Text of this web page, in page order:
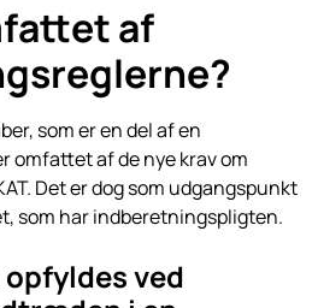
af
som er en del af en
omfattet af de nye krav om
Det er dog som udgangspunkt
som har indberetningspligten.
ved